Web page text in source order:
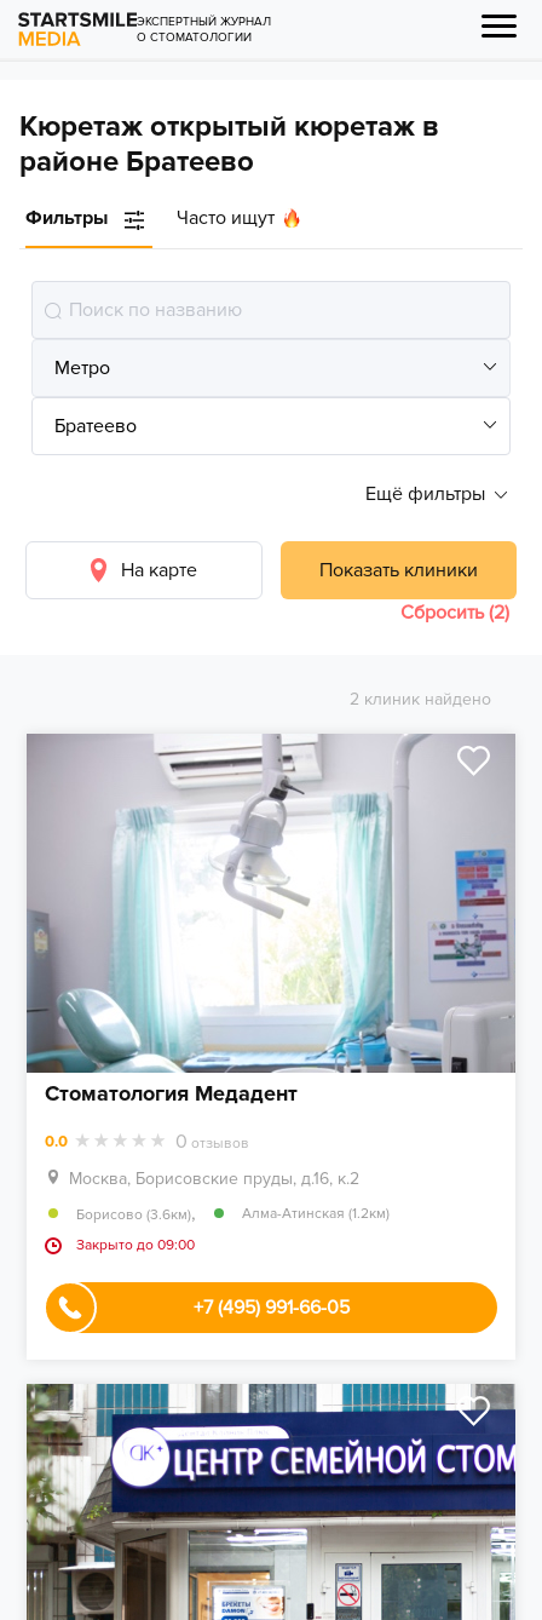
ЭКСПЕРТНЫЙ ЖУРНАЛ
О СТОМАТОЛОГИИ
Кюретаж открытый кюретаж в
районе Братеево
Фильтры Часто ищут
Ещё фильтры
На карте
Показать клиники
Сбросить (2)
2 клиник найдено
Стоматология Медадент
0.0 0 отзывов
Москва, Борисовские пруды, д.16, к.2
Борисово (3.6км),
Алма-Атинская (1.2км)
Закрыто до 09:00
+7 (495) 991-66-05